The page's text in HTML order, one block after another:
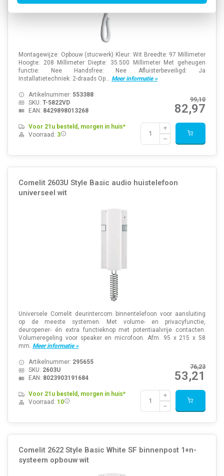
Montagewijze: Opbouw (stucwerk) Kleur: Wit Breedte: 97 Millimeter
Hoogte: 208 Millimeter Diepte: 35.500 Millimeter Met geheugen
functie: Nee Handsfree: Nee Afluisterbeveiligd: Ja
Installatietechniek: 2-draads Op... Meer informatie »
99,10
82,97
Artikelnummer: 553388
SKU: T-5822VD
EAN: 8429898013268
Voor 21u besteld, morgen in huis*
Voorraad: 3
Comelit 2603U Style Basic audio huistelefoon
universeel wit
Universele Comelit deurintercom binnentelefoon voor aansluiting
op de meeste systemen. Met volume- en privacyfunctie,
deuropener- én extra functieknop met potentiaalvrije contacten.
Volumeregeling voor speaker en microfoon. Afm. 95 x 215 x 58
mm. Meer informatie »
76,23
53,21
Artikelnummer: 295655
SKU: 2603U
EAN: 8023903191684
Voor 21u besteld, morgen in huis*
Voorraad: 10
Comelit 2622 Style Basic White SF binnenpost 1+n-
systeem opbouw wit